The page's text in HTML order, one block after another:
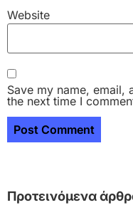
Website
Save my name,
the next time I
Προτεινόμενα